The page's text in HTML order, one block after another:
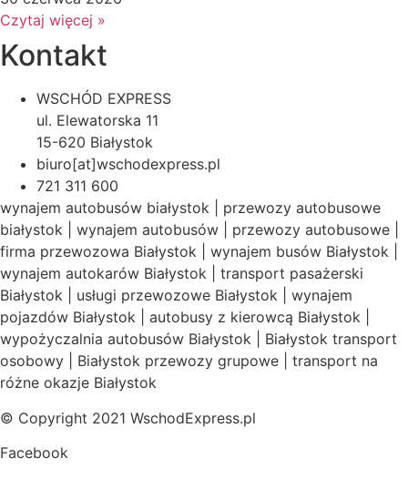
Czytaj więcej »
Kontakt
WSCHÓD EXPRESS
ul. Elewatorska 11
15-620 Białystok
biuro[at]wschodexpress.pl
721 311 600
wynajem autobusów białystok | przewozy autobusowe
białystok | wynajem autobusów | przewozy autobusowe |
firma przewozowa Białystok | wynajem busów Białystok |
wynajem autokarów Białystok | transport pasażerski
Białystok | usługi przewozowe Białystok | wynajem
pojazdów Białystok | autobusy z kierowcą Białystok |
wypożyczalnia autobusów Białystok | Białystok transport
osobowy | Białystok przewozy grupowe | transport na
różne okazje Białystok
© Copyright 2021 WschodExpress.pl
Facebook